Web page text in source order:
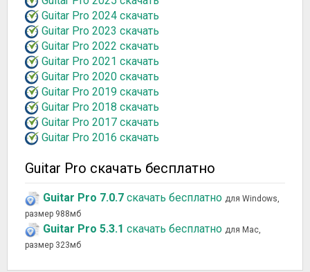
Guitar Pro 2024 скачать
Guitar Pro 2023 скачать
Guitar Pro 2022 скачать
Guitar Pro 2021 скачать
Guitar Pro 2020 скачать
Guitar Pro 2019 скачать
Guitar Pro 2018 скачать
Guitar Pro 2017 скачать
Guitar Pro 2016 скачать
Guitar Pro скачать бесплатно
Guitar Pro 7.0.7 скачать бесплатно для Windows,
размер 988мб
Guitar Pro 5.3.1 скачать бесплатно для Mac,
размер 323мб